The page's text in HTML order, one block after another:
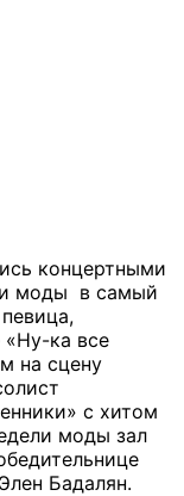
концертными
моды в самый
«Ну-ка все
на сцену
с хитом
моды зал
Бадалян.